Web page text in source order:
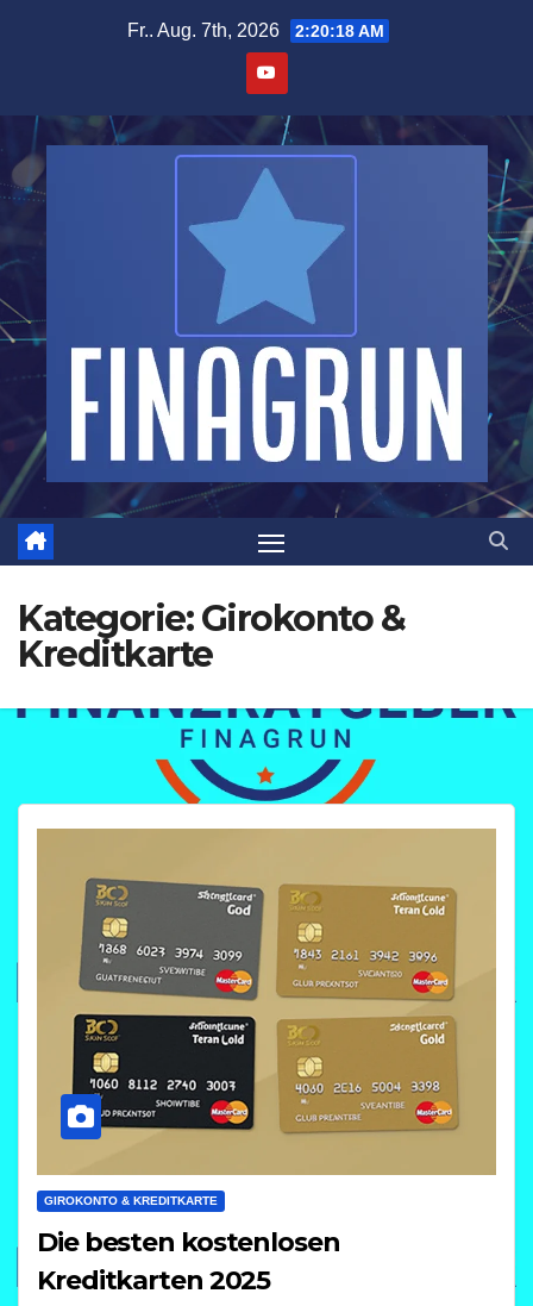
Fr.. Aug. 7th, 2026 2:20:20 AM
Kategorie:Girokonto &
Kreditkarte
GIROKONTO & KREDITKARTE
Die besten kostenlosen
Kreditkarten 2025